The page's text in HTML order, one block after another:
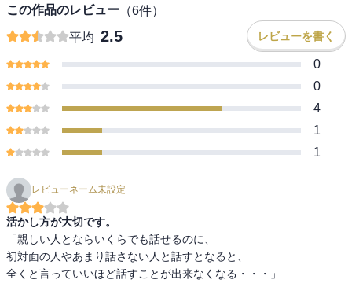
この作品のレビュー （6件）
平均 2.5 レビューを書く
0
0
4
1
1
レビューネーム未設定
活かし方が大切です。
「親しい人とならいくらでも話せるのに、
初対面の人やあまり話さない人と話すとなると、
全くと言っていいほど話すことが出来なくなる・・・」